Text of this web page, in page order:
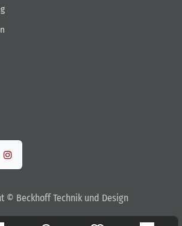
© Beckhoff Technik und Design